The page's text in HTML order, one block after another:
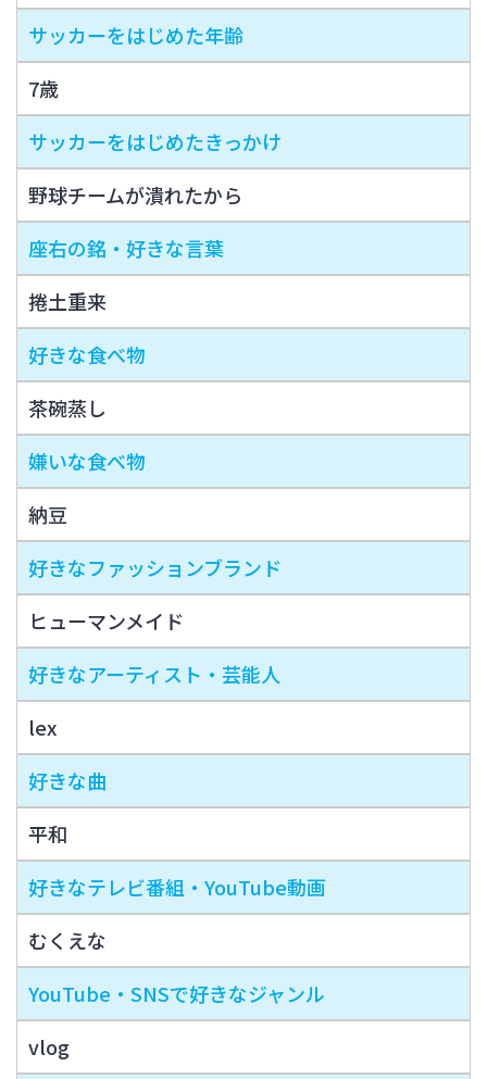
サッカーをはじめた年齢
7歳
サッカーをはじめたきっかけ
野球チームが潰れたから
座右の銘・好きな言葉
捲土重来
好きな食べ物
茶碗蒸し
嫌いな食べ物
納豆
好きなファッションブランド
ヒューマンメイド
好きなアーティスト・芸能人
lex
好きな曲
平和
好きなテレビ番組・YouTube動画
むくえな
YouTube・SNSで好きなジャンル
vlog